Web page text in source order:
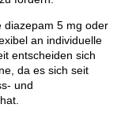
diazepam 5 mg oder
an individuelle
entscheiden sich
da es sich seit
und